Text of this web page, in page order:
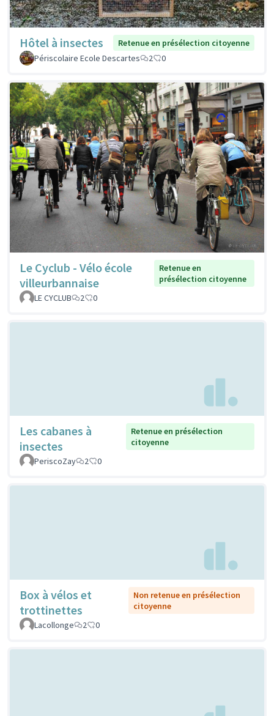
Hôtel à insectes
Retenue en présélection citoyenne
Périscolaire Ecole Descartes
2 0
Le Cyclub - Vélo école
villeurbannaise
Retenue en
présélection citoyenne
LE CYCLUB
2 0
Les cabanes à
insectes
Retenue en présélection
citoyenne
PeriscoZay
2 0
Box à vélos et
trottinettes
Non retenue en présélection
citoyenne
Lacollonge
2 0